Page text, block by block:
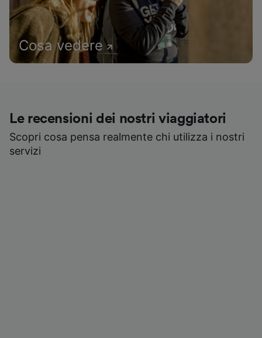
Cosa vedere
Le recensioni dei nostri viaggiatori
Scopri cosa pensa realmente chi utilizza i nostri
servizi